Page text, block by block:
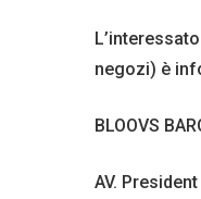
negozi) è
BLOOVS
AV.